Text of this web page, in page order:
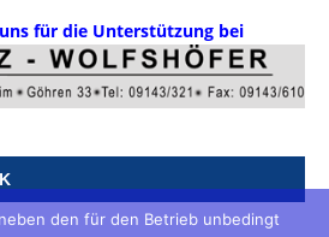
für die Unterstützung bei
den für den Betrieb unbedingt